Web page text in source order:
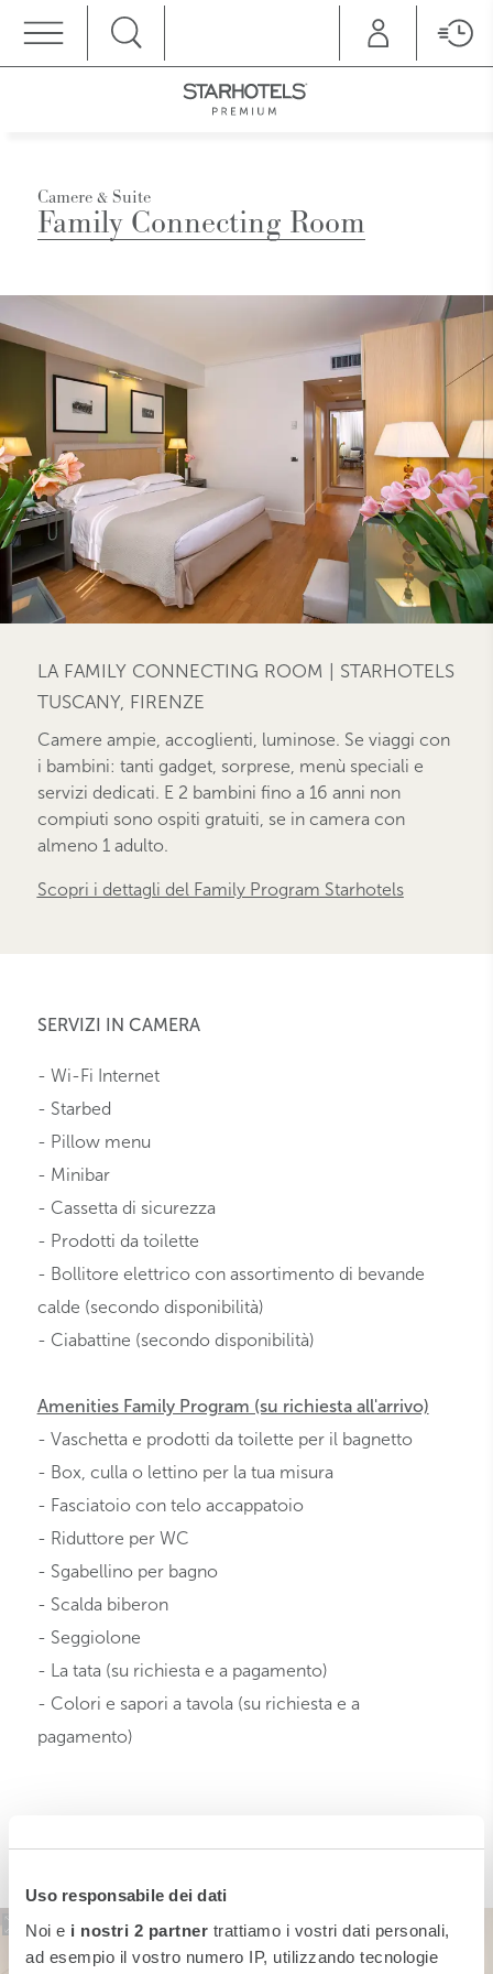
Uso responsabile dei dati
Noi e i nostri 2 partner trattiamo i vostri dati personali,
ad esempio il vostro numero IP, utilizzando tecnologie
Camere & Suite
Family Connecting Room
LA FAMILY CONNECTING ROOM | STARHOTELS
TUSCANY, FIRENZE
Camere ampie, accoglienti, luminose. Se viaggi con
i bambini: tanti gadget, sorprese, menù speciali e
servizi dedicati. E 2 bambini fino a 16 anni non
compiuti sono ospiti gratuiti, se in camera con
almeno 1 adulto.
Scopri i dettagli del Family Program Starhotels
SERVIZI IN CAMERA
- Wi-Fi Internet
- Starbed
- Pillow menu
- Minibar
- Cassetta di sicurezza
- Prodotti da toilette
- Bollitore elettrico con assortimento di bevande
calde (secondo disponibilità)
- Ciabattine (secondo disponibilità)
Amenities Family Program (su richiesta all'arrivo)
- Vaschetta e prodotti da toilette per il bagnetto
- Box, culla o lettino per la tua misura
- Fasciatoio con telo accappatoio
- Riduttore per WC
- Sgabellino per bagno
- Scalda biberon
- Seggiolone
- La tata (su richiesta e a pagamento)
- Colori e sapori a tavola (su richiesta e a
pagamento)